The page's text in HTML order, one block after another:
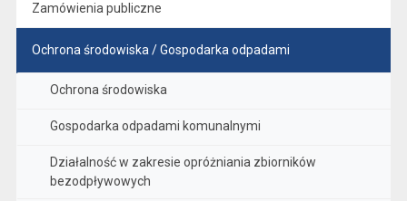
Zamówienia publiczne
Ochrona środowiska / Gospodarka odpadami
Ochrona środowiska
Gospodarka odpadami komunalnymi
Działalność w zakresie opróżniania zbiorników
bezodpływowych